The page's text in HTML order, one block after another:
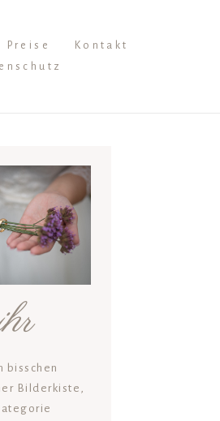
Preise
Kontakt
bisschen
Bilderkiste,